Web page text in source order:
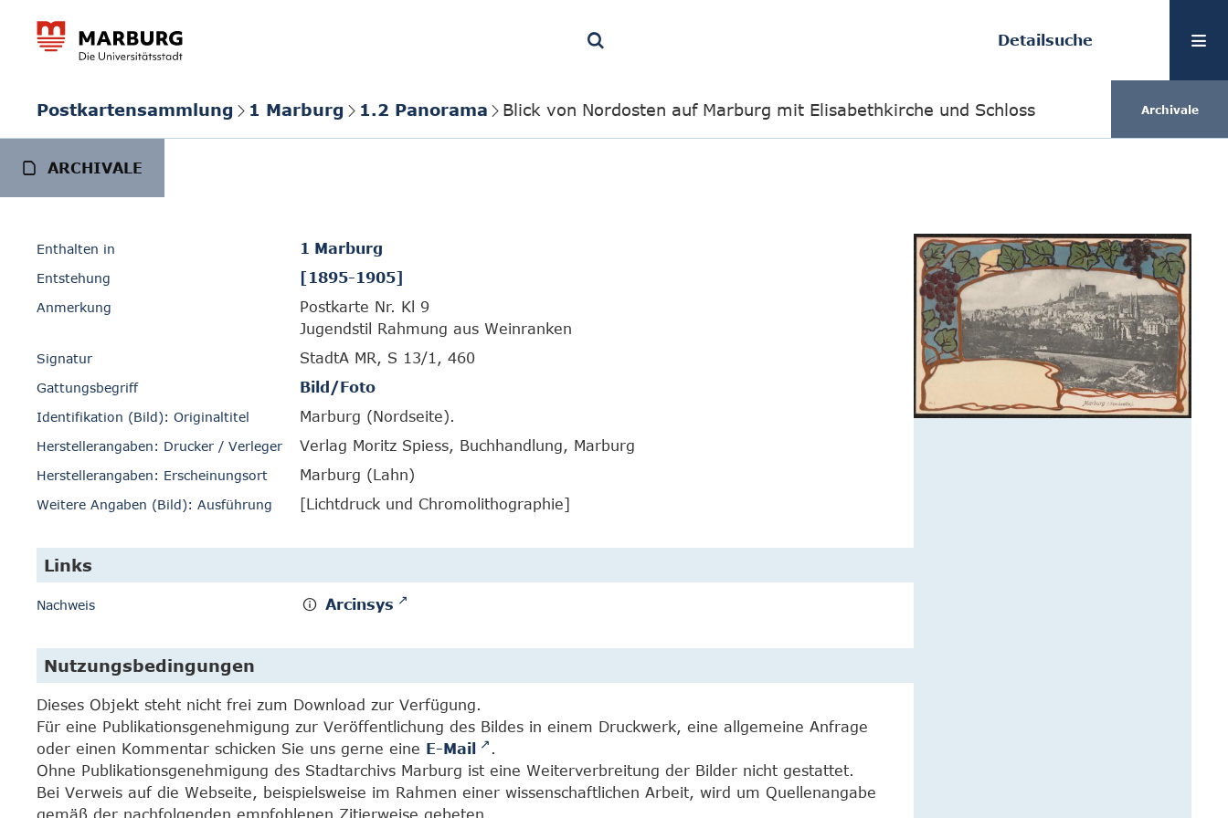
Detailsuche
Postkartensammlung 1 Marburg 1.2 Panorama Blick von Nordosten auf Marburg mit Elisabethkirche und Schloss Archivale
ARCHIVALE
Enthalten in 1 Marburg
Entstehung [1895-1905]
Anmerkung
Postkarte Nr. Kl 9
Jugendstil Rahmung aus Weinranken
Signatur StadtA MR, S 13/1, 460
Gattungsbegriff Bild/Foto
Identifikation (Bild): Originaltitel Marburg (Nordseite).
Herstellerangaben: Drucker / Verleger Verlag Moritz Spiess, Buchhandlung, Marburg
Herstellerangaben: Erscheinungsort Marburg (Lahn)
Weitere Angaben (Bild): Ausführung [Lichtdruck und Chromolithographie]
Links
Nachweis Arcinsys
Nutzungsbedingungen
Dieses Objekt steht nicht frei zum Download zur Verfügung.
Für eine Publikationsgenehmigung zur Veröffentlichung des Bildes in einem Druckwerk, eine allgemeine Anfrage
oder einen Kommentar schicken Sie uns gerne eine E-Mail
.
Ohne Publikationsgenehmigung des Stadtarchivs Marburg ist eine Weiterverbreitung der Bilder nicht gestattet.
Bei Verweis auf die Webseite, beispielsweise im Rahmen einer wissenschaftlichen Arbeit, wird um Quellenangabe
gemäß der nachfolgenden empfohlenen Zitierweise gebeten.